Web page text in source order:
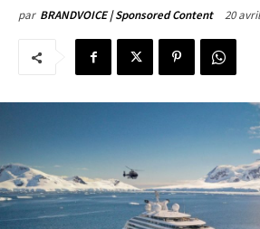
par BRANDVOICE | Sponsored Content 20